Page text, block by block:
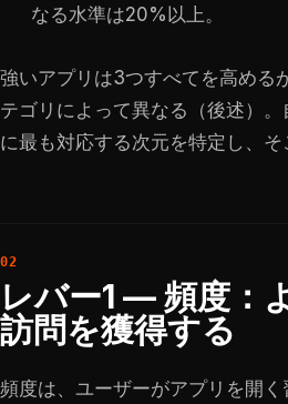
なる水準は20%以上。
強いアプリは3つすべてを高めるが
テゴリによって異なる（後述）
に最も対応する次元を特定し、そ
レバー1 — 頻度：
訪問を獲得する
頻度は、ユーザーがアプリを開